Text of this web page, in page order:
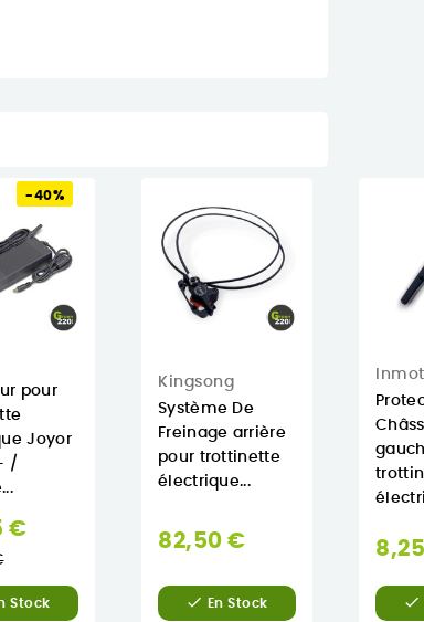
-40%
pour
Joyor
/
€Prix
Stock
Kingsong
Système De
Freinage arrière
pour trottinette
électrique...
82,50 €
 En Stock 